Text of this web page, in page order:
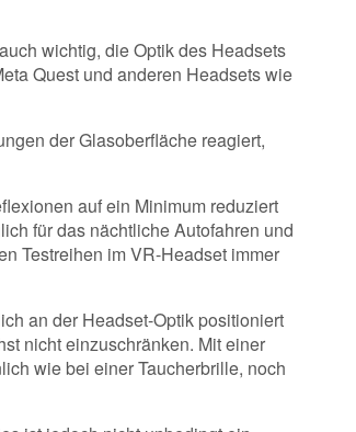
wichtig, die Optik des Headsets
Quest und anderen Headsets wie
der Glasoberfläche reagiert,
auf ein Minimum reduziert
für das nächtliche Autofahren und
Testreihen im VR-Headset immer
an der Headset-Optik positioniert
nicht einzuschränken. Mit einer
wie bei einer Taucherbrille, noch